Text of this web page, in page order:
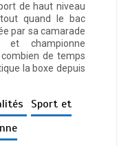
de haut niveau
quand le bac
par sa camarade
championne
combien de temps
la boxe depuis
Sport et